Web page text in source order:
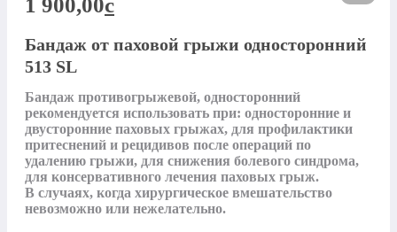
Бандаж от паховой грыжи односторонний
513 SL
Бандаж противогрыжевой, односторонний
рекомендуется использовать при: односторонние и
двусторонние паховых грыжах, для профилактики
притеснений и рецидивов после операций по
удалению грыжи, для снижения болевого синдрома,
для консервативного лечения паховых грыж.
В случаях, когда хирургическое вмешательство
невозможно или нежелательно.